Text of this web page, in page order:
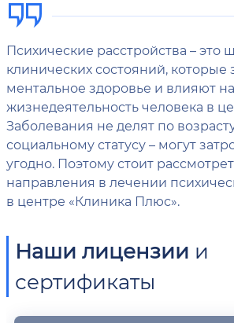
Психические расстройства – это
клинических состояний, которые
ментальное здоровье и влияют на
жизнедеятельность человека в
Заболевания не делят по
социальному статусу – могут
угодно. Поэтому стоит
направления в лечении
в центре «Клиника Плюс».
Наши лицензии и
сертификаты